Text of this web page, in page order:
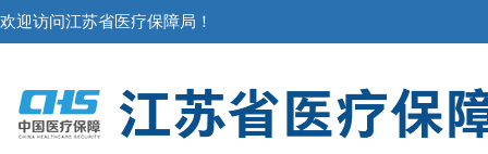
欢迎访问江苏省医疗保障局！